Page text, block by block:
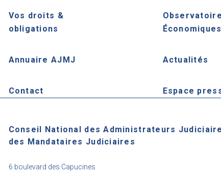
Vos droits &
obligations
Annuaire AJMJ
Contact
Économiques
Actualités
Espace
Conseil National des Administrateurs
des Mandataires Judiciaires
6 boulevard des Capucines